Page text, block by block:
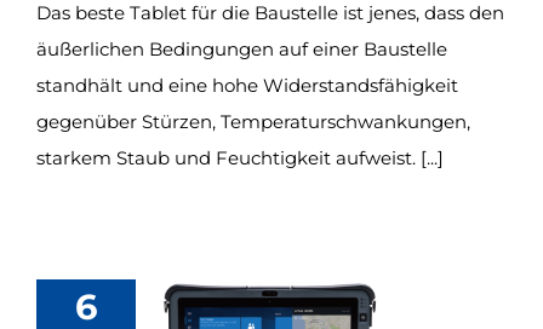
Das beste Tablet für die Baustelle ist jenes, dass den
äußerlichen Bedingungen auf einer Baustelle
standhält und eine hohe Widerstandsfähigkeit
gegenüber Stürzen, Temperaturschwankungen,
starkem Staub und Feuchtigkeit aufweist. [...]
6